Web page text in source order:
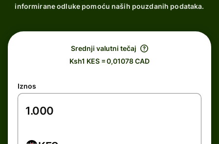
informirane odluke pomoću naših pouzdanih podataka.
Srednji valutni tečaj
Ksh1 KES = 0,01078 CAD
Iznos